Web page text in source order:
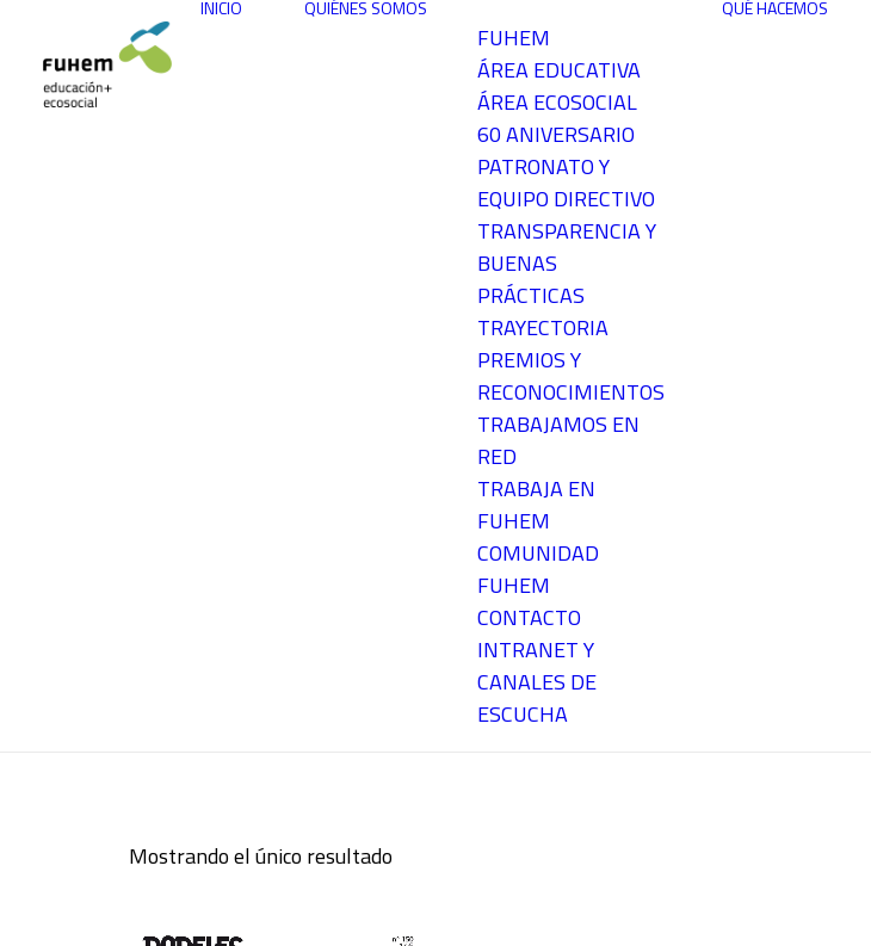
INICIO QUIÉNES SOMOS
FUHEM
ÁREA EDUCATIVA
ÁREA ECOSOCIAL
60 ANIVERSARIO
PATRONATO Y
EQUIPO DIRECTIVO
TRANSPARENCIA Y
BUENAS
PRÁCTICAS
TRAYECTORIA
PREMIOS Y
RECONOCIMIENTOS
TRABAJAMOS EN
RED
TRABAJA EN
FUHEM
COMUNIDAD
FUHEM
CONTACTO
INTRANET Y
CANALES DE
ESCUCHA
QUÉ HACEMOS
Mostrando el único resultado